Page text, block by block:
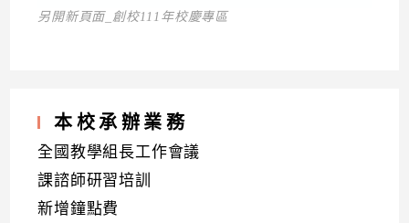
另開新頁面_創校111年校慶專區
本校承辦業務
全國教學組長工作會議
課諮師研習培訓
新增鐘點費